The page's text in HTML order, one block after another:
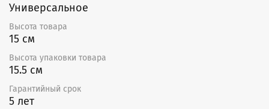
регулируемым таймером задержки отключения от 1
до 25 минут. После выключения света вентилятор
будет работать в течение установленного интервала
времени.
Отличительные особенности
Высокоэффективная и бесшумная работа
Универсальная конструкция
Универсальное
Высота товара
15 см
Высота упаковки товара
15.5 см
Гарантийный срок
5 лет